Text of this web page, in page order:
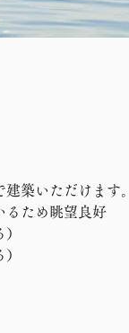
築いただけます。
るため眺望良好